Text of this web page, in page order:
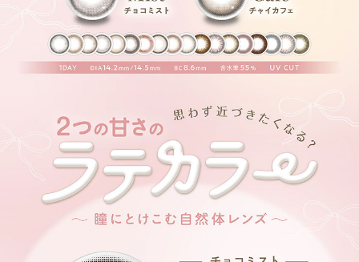
ウーロンティー【Oolong Tea】
さりげない細フチと透明感ブラウンが
自然に瞳を奇麗にみせてくれる裸眼盛れレンズ
くっきり太フチとツヤっぽブラウンが
きゅるっとドーリーな瞳を演出
サクラムース【SakuraMousse】
透明感ピンクブラウン×うるっと盛れ,優しげモテレンズ
うるみピンクブラウンがまろやかに発色し透明感あふれる優しげな瞳を演
ティラミスリング【TiramisuRing】